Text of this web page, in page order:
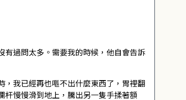
過問太多。需要我的時候，他自會告訴
我已經再也嘔不出什麼東西了，胃裡翻
杆慢慢滑到地上，騰出另一隻手揉著額